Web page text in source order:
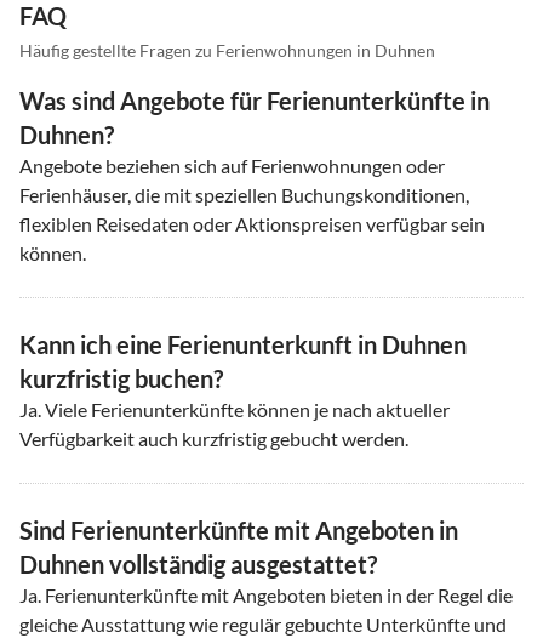
FAQ
Häufig gestellte Fragen zu Ferienwohnungen in Duhnen
Was sind Angebote für Ferienunterkünfte in
Duhnen?
Angebote beziehen sich auf Ferienwohnungen oder
Ferienhäuser, die mit speziellen Buchungskonditionen,
flexiblen Reisedaten oder Aktionspreisen verfügbar sein
können.
Kann ich eine Ferienunterkunft in Duhnen
kurzfristig buchen?
Ja. Viele Ferienunterkünfte können je nach aktueller
Verfügbarkeit auch kurzfristig gebucht werden.
Sind Ferienunterkünfte mit Angeboten in
Duhnen vollständig ausgestattet?
Ja. Ferienunterkünfte mit Angeboten bieten in der Regel die
gleiche Ausstattung wie regulär gebuchte Unterkünfte und